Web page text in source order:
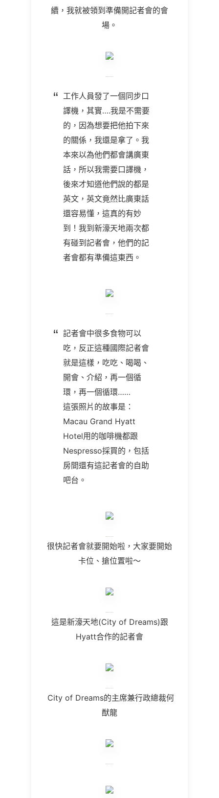
續，我就被領到準備開記者會的會
場。
工作人員發了一個同步口
譯機，其實….我是不需要
的，因為想要把他拍下來
的關係，我還是拿了。我
本來以為他們都會講廣東
話，所以我需要口譯機，
後來才知道他們說的都是
英文，英文竟然比廣東話
還容易懂，這真的有妙
到！我到新濠天地兩次都
有碰到記者會，他們的記
者會都有準備這東西。
記者會中很多食物可以
吃，反正這種國際記者會
就是這樣，吃吃、喝喝、
開會、介紹，再一個循
環，再一個循環……
這張照片的故事是：
Macau Grand Hyatt
Hotel用的咖啡機都跟
Nespresso採買的，包括
房間還有這記者會的自助
吧台。
很快記者會就要開始啦，大家要開始
卡位、搶位置啦～
這是新濠天地(City of Dreams)跟
Hyatt合作的記者會
City of Dreams的主席兼行政總裁何
猷龍